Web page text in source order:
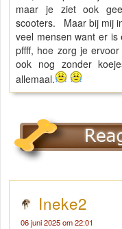
maar je ziet ook
scooters. Maar bij mij
veel mensen want er
pffff, hoe zorg je
ook nog zonder
allemaal.
Ineke2
06 juni 2025 om 22:01